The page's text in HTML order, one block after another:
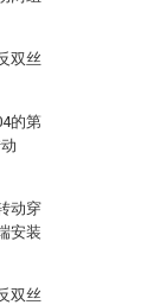
双丝
的第
动穿
安装
双丝